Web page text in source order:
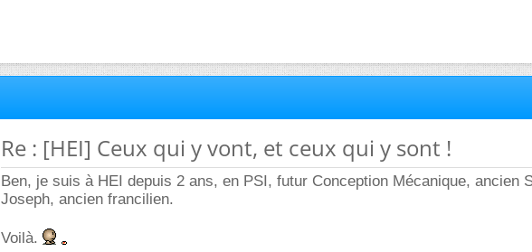
Re : [HEI] Ceux qui y vont, et ceux qui y sont !
Ben, je suis à HEI depuis 2 ans, en PSI, futur Conception Mécanique, ancien
Joseph, ancien francilien.
Voilà.